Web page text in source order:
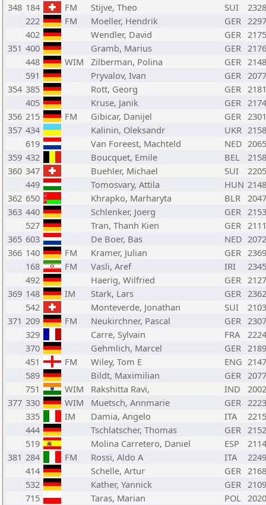
348 184 FM Stijve, Theo SUI
2328
222
FM Moeller, Hendrik GER 2297
402
Wendler, David GER 2175
351 400 Gramb, Marius GER 2176
448
WIM Zilberman, Polina GER 2148
591
Pryvalov, Ivan GER 2077
354 385 Rott, Georg GER 2181
405
Kruse, Janik GER 2174
356 215 FM Gibicar, Danijel GER 2301
357 434 Kalinin, Oleksandr UKR 2158
619
Van Foreest, Machteld NED 2065
359 432 Boucquet, Emile BEL
2158
360 347 Buehler, Michael SUI
2205
449
Tomosvary, Attila HUN 2148
362 650 Khrapko, Marharyta BLR 2047
363 440 Schlenker, Joerg GER 2153
527
Tran, Thanh Kien GER 2111
365 603 De Boer, Bas NED 2072
366 140 FM Kramer, Julian GER 2369
168
FM Vasli, Aref IRI
2345
492
Haerig, Wilfried GER 2127
369 148 IM Stark, Lars GER 2362
542
Monteverde, Jonathan SUI
2103
371 209 FM Neukirchner, Pascal GER 2307
329
Carre, Sylvain FRA
2224
370
Gehmlich, Marcel GER 2189
451
FM Wiley, Tom E ENG 2147
589
Bildt, Maximilian GER 2077
751
WIM Rakshitta Ravi, IND
2002
377 330 WIM Muetsch, Annmarie GER 2223
335
IM Damia, Angelo ITA
2215
444
Tschlatscher, Thomas GER 2152
519
Molina Carretero, Daniel ESP
2114
381 284 FM Rossi, Aldo A ITA
2249
414
Schelle, Artur GER 2168
532
Kather, Yannick GER 2109
715
Taras, Marian POL 2020